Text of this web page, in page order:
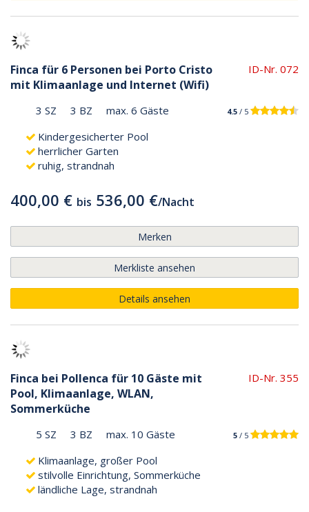
Finca für 6 Personen bei Porto Cristo
mit Klimaanlage und Internet (Wifi)
ID-Nr. 072
3 SZ 3 BZ max. 6 Gäste 4.5 / 5
Kindergesicherter Pool
herrlicher Garten
ruhig, strandnah
400,00 € bis 536,00 €/Nacht
Merken
Merkliste ansehen
Details ansehen
Finca bei Pollenca für 10 Gäste mit
Pool, Klimaanlage, WLAN,
Sommerküche
ID-Nr. 355
5 SZ 3 BZ max. 10 Gäste 5 / 5
Klimaanlage, großer Pool
stilvolle Einrichtung, Sommerküche
ländliche Lage, strandnah